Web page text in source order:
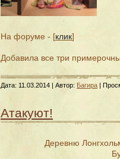
На форуме - [клик]
Добавила все три
Дата: 11.03.2014 | Автор: Багира |
Атакуют!
Деревню